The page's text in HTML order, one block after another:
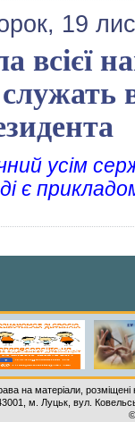
19
всієї
усім
є
на матеріали,
м. Луцьк, вул.